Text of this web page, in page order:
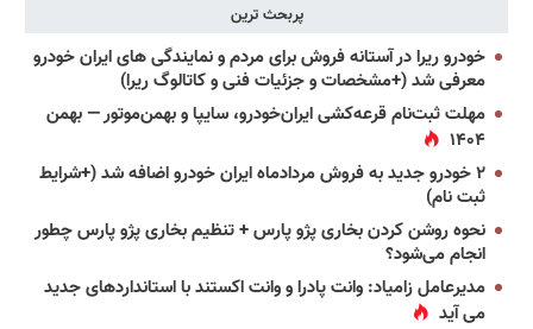
پربحث ترین
خودرو ریرا در آستانه فروش برای مردم و نمایندگی های ایران خودرو
معرفی شد (+مشخصات و جزئیات فنی و کاتالوگ ریرا)
مهلت ثبت‌نام قرعه‌کشی ایران‌خودرو، سایپا و بهمن‌موتور — بهمن
۱۴۰۴
۲ خودرو جدید به فروش مردادماه ایران خودرو اضافه شد (+شرایط
ثبت نام)
نحوه روشن کردن بخاری پژو پارس + تنظیم بخاری پژو پارس چطور
انجام می‌شود؟
مدیرعامل زامیاد: وانت پادرا و وانت اکستند با استانداردهای جدید
می آید